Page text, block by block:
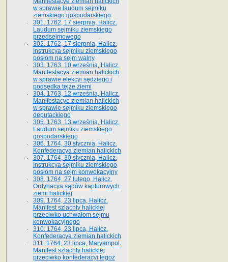
w sprawie laudum sejmiku
ziemskiego gospodarskiego
301. 1762, 17 sierpnia, Halicz.
Laudum sejmiku ziemskiego
przedsejmowego
302. 1762, 17 sierpnia, Halicz.
Instrukcya sejmiku ziemskiego
posłom na sejm walny
303. 1763, 10 września, Halicz.
Manifestacya ziemian halickich
w sprawie elekcyi sędziego i
podsędka tejże ziemi
304. 1763, 12 września, Halicz.
Manifestacye ziemian halickich
w sprawie sejmiku ziemskiego
deputackiego
305. 1763, 13 września, Halicz.
Laudum sejmiku ziemskiego
gospodarskiego
306. 1764, 30 stycznia, Halicz.
Konfederacya ziemian halickich
307. 1764, 30 stycznia, Halicz.
Instrukcya sejmiku ziemskiego
posłom na sejm konwokacyjny
308. 1764, 27 lutego, Halicz.
Ordynacya sądów kapturowych
ziemi halickiej
309. 1764, 23 lipca, Halicz.
Manifest szlachty halickiej
przeciwko uchwałom sejmu
konwokacyjnego
310. 1764, 23 lipca, Halicz.
Konfederacya ziemian halickich
311. 1764, 23 lipca, Maryampol.
Manifest szlachty halickiej
przeciwko konfederacyi tegoż